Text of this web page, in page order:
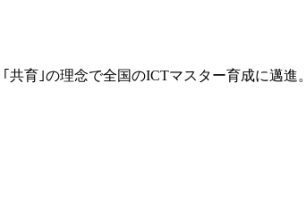
育｣の理念で全国のICTマスター育成に邁進。